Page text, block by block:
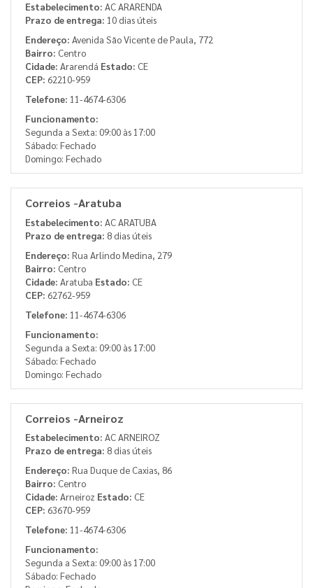
Estabelecimento: AC ARARENDA
Prazo de entrega: 10 dias úteis
Endereço: Avenida São Vicente de Paula, 772
Bairro: Centro
Cidade: Ararendá Estado: CE
CEP: 62210-959
Telefone: 11-4674-6306
Funcionamento:
Segunda a Sexta: 09:00 às 17:00
Sábado: Fechado
Domingo: Fechado
Correios -Aratuba
Estabelecimento: AC ARATUBA
Prazo de entrega: 8 dias úteis
Endereço: Rua Arlindo Medina, 279
Bairro: Centro
Cidade: Aratuba Estado: CE
CEP: 62762-959
Telefone: 11-4674-6306
Funcionamento:
Segunda a Sexta: 09:00 às 17:00
Sábado: Fechado
Domingo: Fechado
Correios -Arneiroz
Estabelecimento: AC ARNEIROZ
Prazo de entrega: 8 dias úteis
Endereço: Rua Duque de Caxias, 86
Bairro: Centro
Cidade: Arneiroz Estado: CE
CEP: 63670-959
Telefone: 11-4674-6306
Funcionamento:
Segunda a Sexta: 09:00 às 17:00
Sábado: Fechado